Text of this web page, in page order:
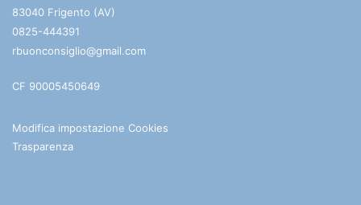
83040 Frigento (AV)
0825-444391
rbuonconsiglio@gmail.com
CF 90005450649
Modifica impostazione Cookies
Trasparenza